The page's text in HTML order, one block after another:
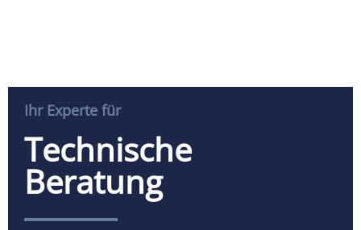
Ihr Experte für
Technische
Beratung